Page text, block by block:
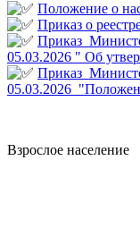
Положение о
Приказ о
Приказ
05.03.2026 " Об
Приказ
05.03.2026
Взрослое население